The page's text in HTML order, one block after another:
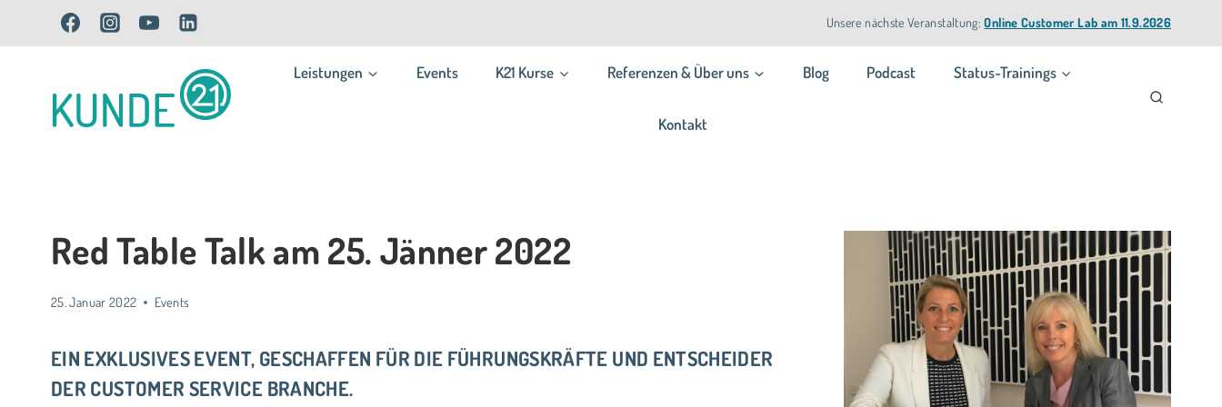
Inhalt
Unsere nächste Veranstaltung: Online Customer Lab am 11.9.2026
Leistungen Events K21 Kurse Referenzen & Über uns Blog Podcast Status-Trainings
Kontakt
Red Table Talk am 25. Jänner 2022
25. Januar 2022 Events
EIN EXKLUSIVES EVENT, GESCHAFFEN FÜR DIE FÜHRUNGSKRÄFTE UND ENTSCHEIDER
DER CUSTOMER SERVICE BRANCHE.